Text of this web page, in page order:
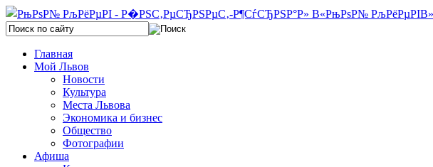
Главная
Мой Львов
Новости
Культура
Места Львова
Экономика и бизнес
Общество
Фотографии
Афиша